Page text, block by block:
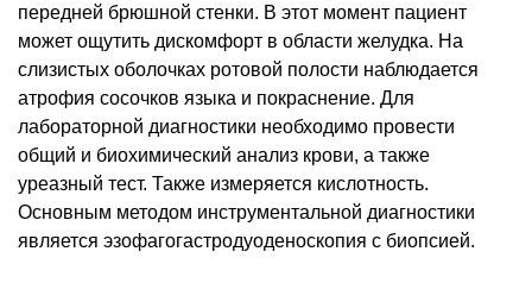
передней брюшной стенки. В этот момент пациент
может ощутить дискомфорт в области желудка. На
слизистых оболочках ротовой полости наблюдается
атрофия сосочков языка и покраснение. Для
лабораторной диагностики необходимо провести
общий и биохимический анализ крови, а также
уреазный тест. Также измеряется кислотность.
Основным методом инструментальной диагностики
является эзофагогастродуоденоскопия с биопсией.